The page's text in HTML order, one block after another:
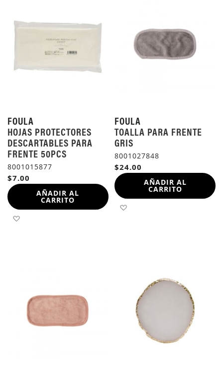
FOULA
HOJAS PROTECTORES
DESCARTABLES PARA
FRENTE 50PCS
8001015877
$7.00
AÑADIR AL
CARRITO
FOULA
TOALLA PARA FRENTE
GRIS
8001027848
$24.00
AÑADIR AL
CARRITO